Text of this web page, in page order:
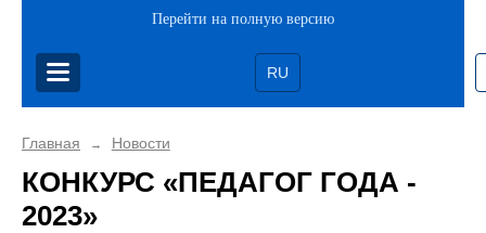
Перейти на полную версию
RU
Главная → Новости
КОНКУРС «ПЕДАГОГ ГОДА -
2023»